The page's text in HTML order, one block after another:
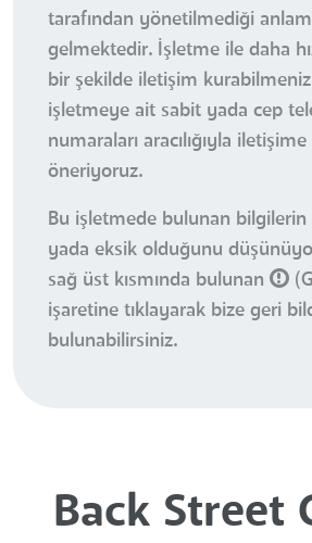
tarafından yönetilmediği
gelmektedir. İşletme ile daha
bir şekilde iletişim kurabilmeniz
işletmeye ait sabit yada cep
numaraları aracılığıyla
öneriyoruz.
Bu işletmede bulunan bilgilerin
yada eksik olduğunu
sağ üst kısmında bulunan
işaretine tıklayarak bize geri
bulunabilirsiniz.
Back Street